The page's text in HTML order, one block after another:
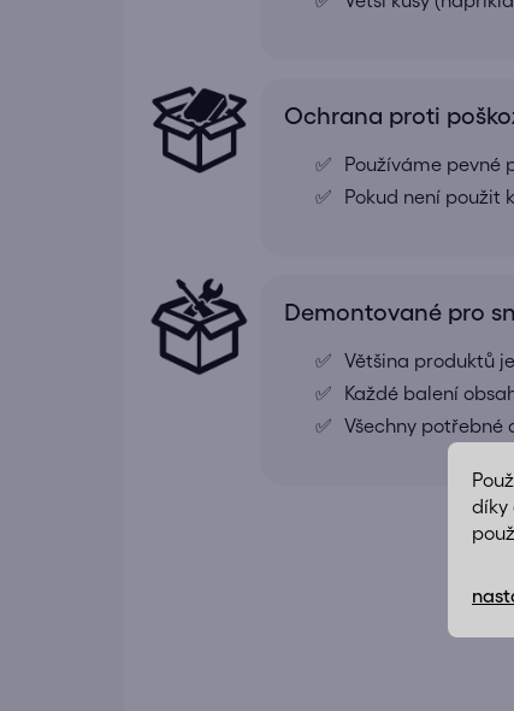
díky
Ochrana proti
Používáme pevné
Pokud není použit
Demontované pro
Většina produktů
Každé balení
Všechny potřebné